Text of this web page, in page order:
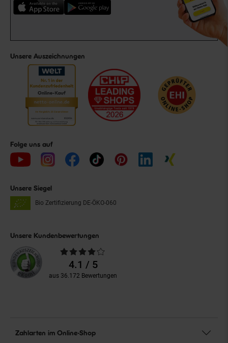
Unsere Auszeichnungen
Folge uns auf
Unsere Siegel
Bio Zertifizierung DE-ÖKO-060
Unsere Kundenbewertungen
Durchschnittliche
Bewertungen4.1 / 5
aus 36.172 Bewertungen
Zahlarten im Online-Shop